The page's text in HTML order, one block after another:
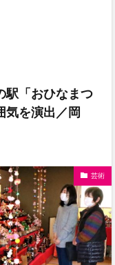
「おひなまつ
を演出／岡
芸術